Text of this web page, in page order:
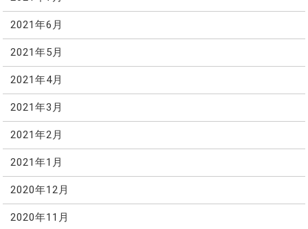
2021年6月
2021年5月
2021年4月
2021年3月
2021年2月
2021年1月
2020年12月
2020年11月